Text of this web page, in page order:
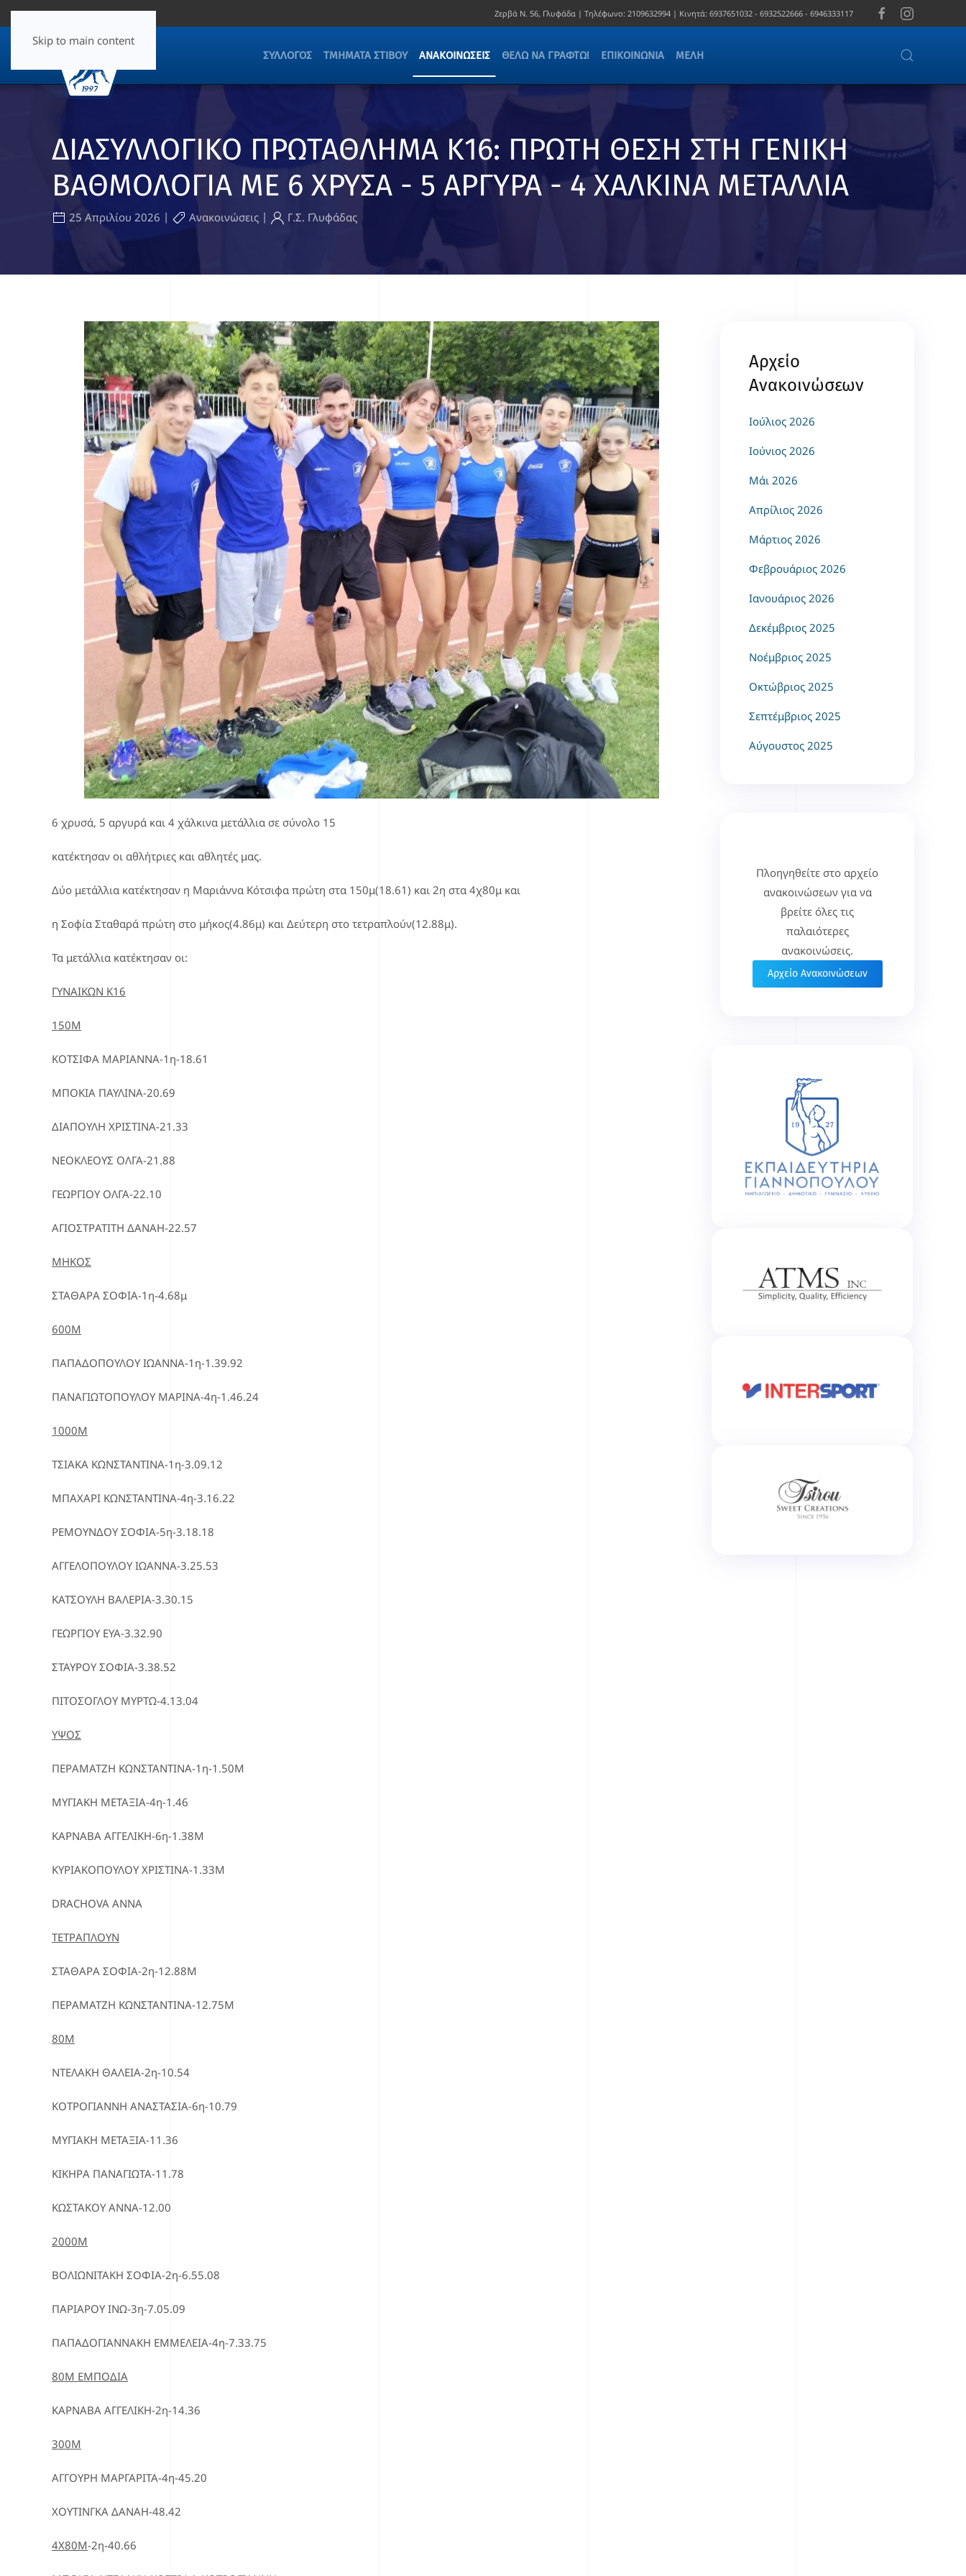
Skip to main content
Ζερβά Ν. 56, Γλυφάδα | Τηλέφωνο: 2109632994 | Κινητά: 6937651032 - 6932522666 - 6946333117
ΣΎΛΛΟΓΟΣ ΤΜΉΜΑΤΑ ΣΤΊΒΟΥ ΑΝΑΚΟΙΝΏΣΕΙΣ ΘΈΛΩ ΝΑ ΓΡΑΦΤΏ! ΕΠΙΚΟΙΝΩΝΊΑ ΜΈΛΗ
ΔΙΑΣΥΛΛΟΓΙΚΟ ΠΡΩΤΑΘΛΗΜΑ Κ16: ΠΡΩΤΗ ΘΕΣΗ ΣΤΗ ΓΕΝΙΚΗ
ΒΑΘΜΟΛΟΓΙΑ ΜΕ 6 ΧΡΥΣΑ - 5 ΑΡΓΥΡΑ - 4 ΧΑΛΚΙΝΑ ΜΕΤΑΛΛΙΑ
25 Απριλίου 2026 | Ανακοινώσεις | Γ.Σ. Γλυφάδας
6 χρυσά, 5 αργυρά και 4 χάλκινα μετάλλια σε σύνολο 15
κατέκτησαν οι αθλήτριες και αθλητές μας.
Δύο μετάλλια κατέκτησαν η Μαριάννα Κότσιφα πρώτη στα 150μ(18.61) και 2η στα 4χ80μ και
η Σοφία Σταθαρά πρώτη στο μήκος(4.86μ) και Δεύτερη στο τετραπλούν(12.88μ).
Τα μετάλλια κατέκτησαν οι:
ΓΥΝΑΙΚΩΝ Κ16
150Μ
ΚΟΤΣΙΦΑ ΜΑΡΙΑΝΝΑ-1η-18.61
ΜΠΟΚΙΑ ΠΑΥΛΙΝΑ-20.69
ΔΙΑΠΟΥΛΗ ΧΡΙΣΤΙΝΑ-21.33
ΝΕΟΚΛΕΟΥΣ ΟΛΓΑ-21.88
ΓΕΩΡΓΙΟΥ ΟΛΓΑ-22.10
ΑΓΙΟΣΤΡΑΤΙΤΗ ΔΑΝΑΗ-22.57
ΜΗΚΟΣ
ΣΤΑΘΑΡΑ ΣΟΦΙΑ-1η-4.68μ
600Μ
ΠΑΠΑΔΟΠΟΥΛΟΥ ΙΩΑΝΝΑ-1η-1.39.92
ΠΑΝΑΓΙΩΤΟΠΟΥΛΟΥ ΜΑΡΙΝΑ-4η-1.46.24
1000Μ
ΤΣΙΑΚΑ ΚΩΝΣΤΑΝΤΙΝΑ-1η-3.09.12
ΜΠΑΧΑΡΙ ΚΩΝΣΤΑΝΤΙΝΑ-4η-3.16.22
ΡΕΜΟΥΝΔΟΥ ΣΟΦΙΑ-5η-3.18.18
ΑΓΓΕΛΟΠΟΥΛΟΥ ΙΩΑΝΝΑ-3.25.53
ΚΑΤΣΟΥΛΗ ΒΑΛΕΡΙΑ-3.30.15
ΓΕΩΡΓΙΟΥ ΕΥΑ-3.32.90
ΣΤΑΥΡΟΥ ΣΟΦΙΑ-3.38.52
ΠΙΤΟΣΟΓΛΟΥ ΜΥΡΤΩ-4.13.04
ΥΨΟΣ
ΠΕΡΑΜΑΤΖΗ ΚΩΝΣΤΑΝΤΙΝΑ-1η-1.50Μ
ΜΥΓΙΑΚΗ ΜΕΤΑΞΙΑ-4η-1.46
ΚΑΡΝΑΒΑ ΑΓΓΕΛΙΚΗ-6η-1.38Μ
ΚΥΡΙΑΚΟΠΟΥΛΟΥ ΧΡΙΣΤΙΝΑ-1.33Μ
DRACHOVA ANNA
ΤΕΤΡΑΠΛΟΥΝ
ΣΤΑΘΑΡΑ ΣΟΦΙΑ-2η-12.88Μ
ΠΕΡΑΜΑΤΖΗ ΚΩΝΣΤΑΝΤΙΝΑ-12.75Μ
80Μ
ΝΤΕΛΑΚΗ ΘΑΛΕΙΑ-2η-10.54
ΚΟΤΡΟΓΙΑΝΝΗ ΑΝΑΣΤΑΣΙΑ-6η-10.79
ΜΥΓΙΑΚΗ ΜΕΤΑΞΙΑ-11.36
ΚΙΚΗΡΑ ΠΑΝΑΓΙΩΤΑ-11.78
ΚΩΣΤΑΚΟΥ ΑΝΝΑ-12.00
2000Μ
ΒΟΛΙΩΝΙΤΑΚΗ ΣΟΦΙΑ-2η-6.55.08
ΠΑΡΙΑΡΟΥ ΙΝΩ-3η-7.05.09
ΠΑΠΑΔΟΓΙΑΝΝΑΚΗ ΕΜΜΕΛΕΙΑ-4η-7.33.75
80Μ ΕΜΠΟΔΙΑ
ΚΑΡΝΑΒΑ ΑΓΓΕΛΙΚΗ-2η-14.36
300Μ
ΑΓΓΟΥΡΗ ΜΑΡΓΑΡΙΤΑ-4η-45.20
ΧΟΥΤΙΝΓΚΑ ΔΑΝΑΗ-48.42
4Χ80Μ-2η-40.66
Αρχείο
Ανακοινώσεων
Ιούλιος 2026
Ιούνιος 2026
Μάι 2026
Απρίλιος 2026
Μάρτιος 2026
Φεβρουάριος 2026
Ιανουάριος 2026
Δεκέμβριος 2025
Νοέμβριος 2025
Οκτώβριος 2025
Σεπτέμβριος 2025
Αύγουστος 2025
Πλοηγηθείτε στο αρχείο
ανακοινώσεων για να
βρείτε όλες τις
παλαιότερες
ανακοινώσεις.
Αρχείο Ανακοινώσεων